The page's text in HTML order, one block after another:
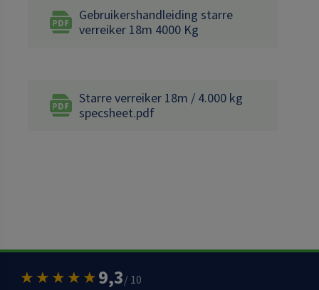
Gebruikershandleiding starre
verreiker 18m 4000 Kg
Starre verreiker 18m / 4.000 kg
specsheet.pdf
★★★★★9,3/ 10